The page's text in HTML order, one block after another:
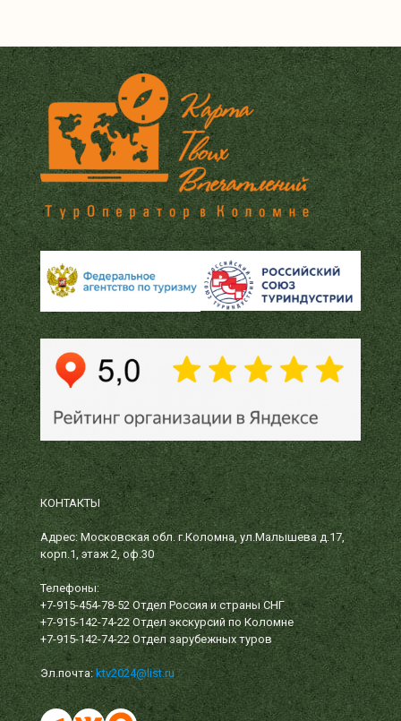
КОНТАКТЫ
Адрес: Московская обл. г.Коломна, ул.Малышева д.17,
корп.1, этаж 2, оф.30
Телефоны:
+7-915-454-78-52Отдел Россия и страны СНГ
+7-915-142-74-22Отдел экскурсий по Коломне
+7-915-142-74-22 Отдел зарубежных туров
Эл.почта: ktv2024@list.ru